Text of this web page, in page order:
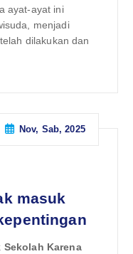
ayat-ayat ini
menjadi
dilakukan dan
Nov, Sab, 2025
masuk
Karena